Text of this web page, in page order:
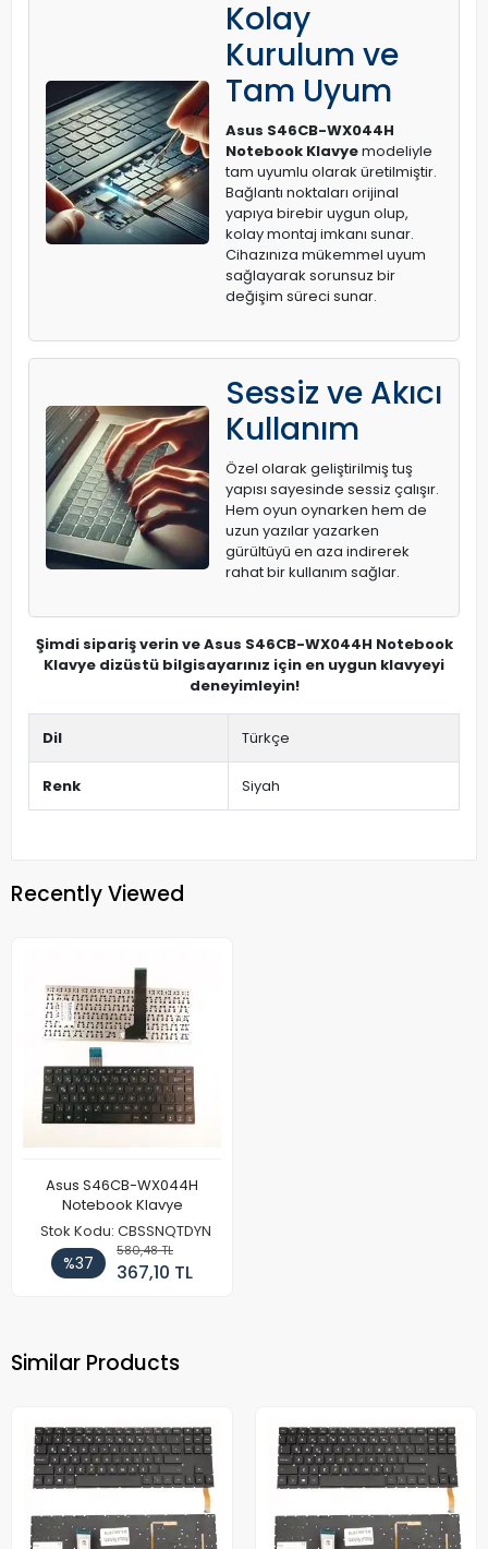
Kolay
Kurulum ve
Tam Uyum
Asus S46CB-WX044H
Notebook Klavyemodeliyle
tam uyumlu olarak üretilmiştir.
Bağlantı noktaları orijinal
yapıya birebir uygun olup,
kolay montaj imkanı sunar.
Cihazınıza mükemmel uyum
sağlayarak sorunsuz bir
değişim süreci sunar.
Sessiz ve Akıcı
Kullanım
Özel olarak geliştirilmiş tuş
yapısı sayesinde sessiz çalışır.
Hem oyun oynarken hem de
uzun yazılar yazarken
gürültüyü en aza indirerek
rahat bir kullanım sağlar.
Şimdi sipariş verin ve Asus S46CB-WX044H Notebook
Klavye dizüstü bilgisayarınız için en uygun klavyeyi
deneyimleyin!
Dil Türkçe
Renk Siyah
Recently Viewed
Asus S46CB-WX044H
Notebook Klavye
Stok Kodu: CBSSNQTDYN
%37
580,48 TL
367,10 TL
Similar Products